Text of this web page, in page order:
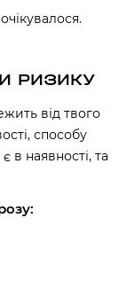
РИЗИКУ
від твого
способу
в наявності, та